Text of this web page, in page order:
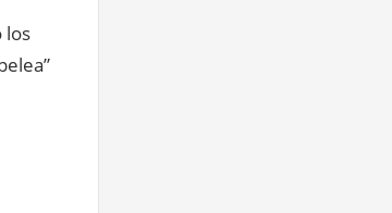
los